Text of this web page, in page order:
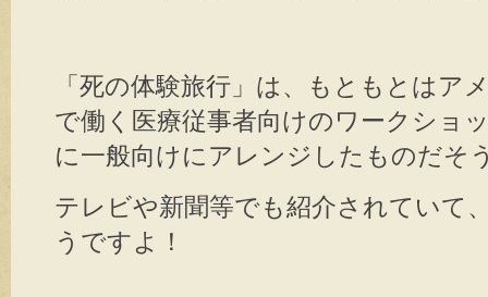
「死の体験旅行」は、もともとはア
で働く医療従事者向けのワークショ
に一般向けにアレンジしたものだそ
テレビや新聞等でも紹介されていて
うですよ！